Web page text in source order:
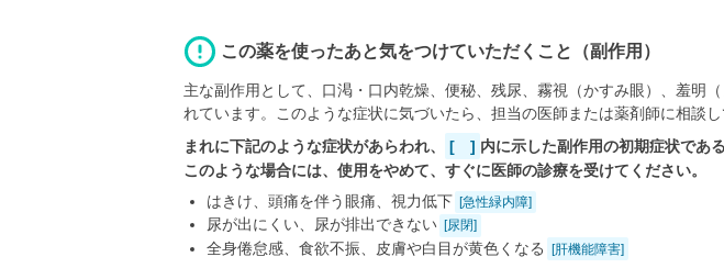
この薬を使ったあと気をつけていただくこと（副作用）
主な副作用として、口渇・口内乾燥、便秘、残尿、霧視（かすみ眼）、羞明
れています。このような症状に気づいたら、担当の医師または薬剤師に相談し
まれに下記のような症状があらわれ、
[ ] 内に示した副作用の初期症状であ
このような場合には、使用をやめて、すぐに医師の診療を受けてください。
はきけ、頭痛を伴う眼痛、視力低下 [急性緑内障]
尿が出にくい、尿が排出できない [尿閉]
全身倦怠感、食欲不振、皮膚や白目が黄色くなる [肝機能障害]